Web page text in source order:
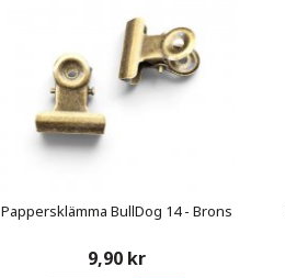
Pappersklämma BullDog 14 - Brons
9,90 kr